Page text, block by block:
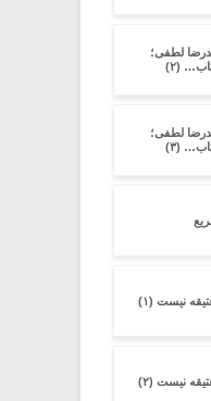
لطفی؛
(۲)
لطفی؛
(۳)
نیست (۱)
نیست (۲)